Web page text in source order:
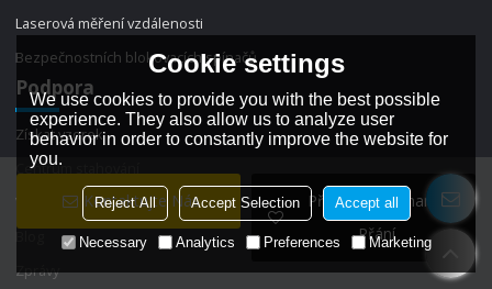
Kontaktujte Nás
Přidat Do Seznamu
Přání
Laserová měření vzdálenosti
Bezpečnostních blokovacích spínačů
Podpora
Získat vzorek
Centrum stahování
Výměna značkových produktů
Zprávy
Cookie settings
We use cookies to provide you with the best possible
experience. They also allow us to analyze user
behavior in order to constantly improve the website for
you.
Reject All Accept Selection Accept all
Necessary Analytics Preferences Marketing